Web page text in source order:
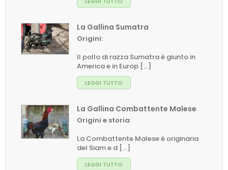
La Gallina Sumatra
Origini:
Il pollo di razza Sumatra è giunto in
America e in Europ [...]
LEGGI TUTTO
La Gallina Combattente Malese
Origini e storia:
La Combattente Malese è originaria
del Siam e d [...]
LEGGI TUTTO